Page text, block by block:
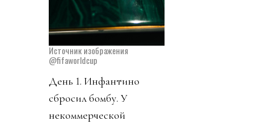
Источник изображения
@fifaworldcup
День 1. Инфантино
сбросил бомбу. У
некоммерческой